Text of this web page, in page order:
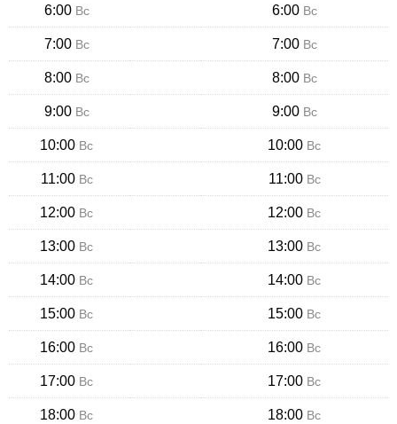
6:00 Вс 6:00 Вс
7:00 Вс 7:00 Вс
8:00 Вс 8:00 Вс
9:00 Вс 9:00 Вс
10:00 Вс 10:00 Вс
11:00 Вс 11:00 Вс
12:00 Вс 12:00 Вс
13:00 Вс 13:00 Вс
14:00 Вс 14:00 Вс
15:00 Вс 15:00 Вс
16:00 Вс 16:00 Вс
17:00 Вс 17:00 Вс
18:00 Вс 18:00 Вс